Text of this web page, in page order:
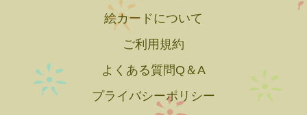
絵カードについて
ご利用規約
よくある質問Q＆A
プライバシーポリシー